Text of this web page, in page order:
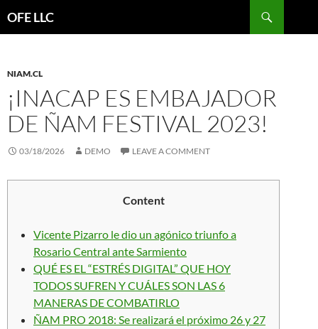
OFE LLC
NIAM.CL
¡INACAP ES EMBAJADOR
DE ÑAM FESTIVAL 2023!
03/18/2026 DEMO LEAVE A COMMENT
Content
Vicente Pizarro le dio un agónico triunfo a
Rosario Central ante Sarmiento
QUÉ ES EL “ESTRÉS DIGITAL” QUE HOY
TODOS SUFREN Y CUÁLES SON LAS 6
MANERAS DE COMBATIRLO
ÑAM PRO 2018: Se realizará el próximo 26 y 27